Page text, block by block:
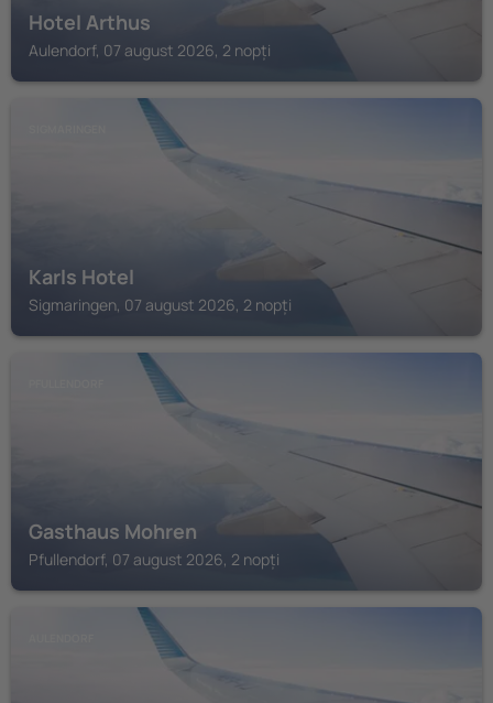
Hotel Arthus
Aulendorf, 07 august 2026, 2 nopți
Karls Hotel
Sigmaringen, 07 august 2026, 2 nopți
Gasthaus Mohren
Pfullendorf, 07 august 2026, 2 nopți